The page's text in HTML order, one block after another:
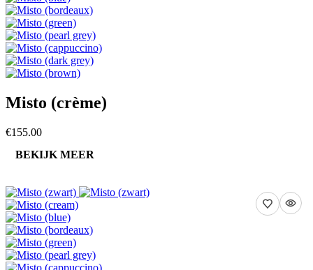
Misto (crème)
€155.00
BEKIJK MEER